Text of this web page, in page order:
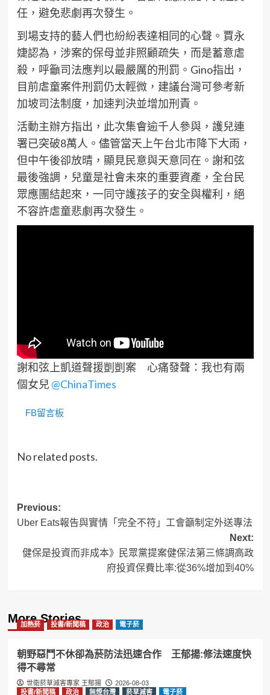
任，避免悲劇再次發生。
到場支持的藝人們也紛紛表達相同的心聲。賈永
婕認為，涉案的保母並非照顧疏失，而是蓄意虐
殺，呼籲司法應判以最嚴厲的刑罰。Gino指出，
目前虐童案件刑罰仍太輕微，建議台灣可參考新
加坡司法制度，加速判決並增加刑責。
活動主辦方指出，此次集會逾千人參與，護兒連
署已突破8萬人。儘管當天上午台北市降下大雨，
但中午後卻放晴，顯見民意與天意同在。謝和弦
最後強調，兒童是社會未來的重要資產，全台民
眾應團結起來，一同守護孩子的安全與權利，絕
不容許虐童悲劇再次發生。
謝和弦上凱道聲援剴剴案 心痛發聲：我也有兩
個女兒 ‪@ChinaTimes‬
FB留言板
No related posts.
Post
navigation
Previous:
Uber Eats報告與實情「完全不符」工會籲制定外送專法
Next:
健保是投資而非成本》民眾黨提案健保法第三條調高政
府投資保費比率:從36%增加到40%
More Stories
加熱菸 投書/新聞稿 政治 電子菸
朝野惡鬥不休卻為菸防法迅速合作 王郁揚:修法速度快
得不尋常
世衛菸草減害專家 王郁揚
2026-08-03
投書/新聞稿
政治 無煙台灣 菸草減害 電子菸